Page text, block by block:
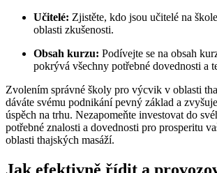
Učitelé: Zjistěte, kdo jsou učitelé na
oblasti zkušenosti.
Obsah kurzu: Podívejte se na obsah
pokrývá všechny potřebné dovednosti a
Zvolením správné školy pro výcvik v oblasti
dáváte svému podnikání pevný základ a
úspěch na trhu. Nezapomeňte investovat do
potřebné znalosti a dovednosti pro prosperitu
oblasti thajských masáží.
Jak efektivně řídit a